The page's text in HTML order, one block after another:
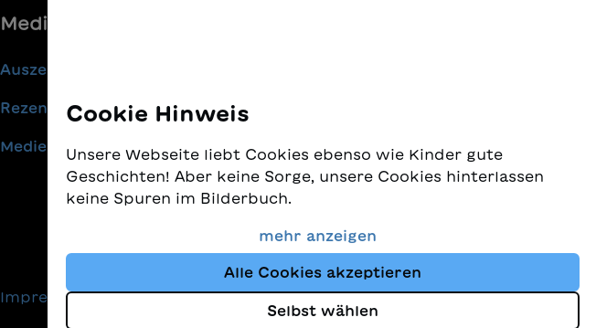
Media
Auszeichnungen
Rezensionen
Medienmitteilungen
Impressum Datenschutz
Cookie Hinweis
Unsere Webseite liebt Cookies ebenso wie Kinder gute
Geschichten! Aber keine Sorge, unsere Cookies hinterlassen
keine Spuren im Bilderbuch.
Wir nehmen den Schutz Ihrer Daten sehr ernst und wollen
gleichzeitig, dass Sie bei uns immer die besten Kinderbücher
finden. Diese Website nutzt Cookies und andere Tracking-
Technologien, um den Shop ständig zu verbessern und Ihnen
Geschichten anzuzeigen, die auf Ihre Interessen abgestimmt
mehr anzeigen
Alle Cookies akzeptieren
Selbst wählen